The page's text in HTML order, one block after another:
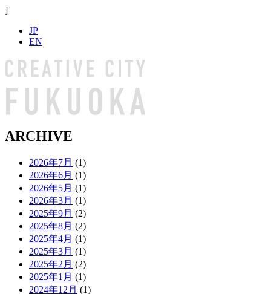
]
JP
EN
ARCHIVE
2026年7月 (1)
2026年6月 (1)
2026年5月 (1)
2026年3月 (1)
2025年9月 (2)
2025年8月 (2)
2025年4月 (1)
2025年3月 (1)
2025年2月 (2)
2025年1月 (1)
2024年12月 (1)